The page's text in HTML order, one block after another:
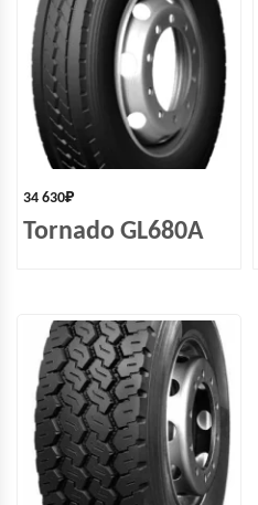
34 630₽
Tornado GL680A